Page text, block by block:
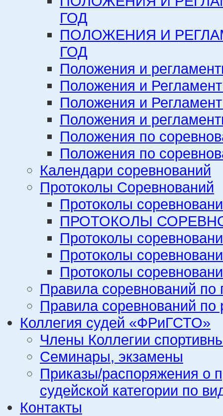
ГОД
ПОЛОЖЕНИЯ И
ГОД
Положения и
Положения и
Положения и
Положения и
Положения по
Положения по
Календари соревнований
Протоколы Соревнований
Протоколы
ПРОТОКОЛЫ
Протоколы
Протоколы
Протоколы
Правила соревнований по
Правила соревнований по
Коллегия судей «ФРиГСТО»
Члены Коллегии
Семинары, экзамены
Приказы/распоряжения о
судейской категории по
Контакты